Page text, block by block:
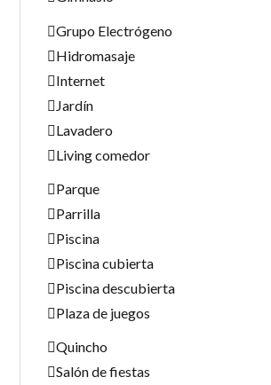
Grupo Electrógeno
Hidromasaje
Internet
Jardín
Lavadero
Living comedor
Parque
Parrilla
Piscina
Piscina cubierta
Piscina descubierta
Plaza de juegos
Quincho
Salón de fiestas